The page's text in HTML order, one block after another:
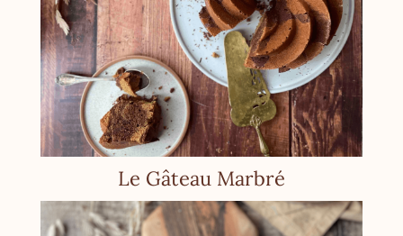
Le Gâteau Marbré